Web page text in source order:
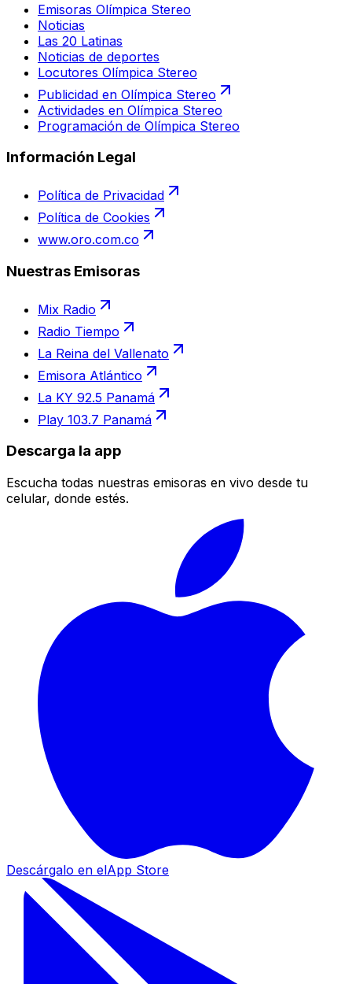
Emisoras Olímpica Stereo
Noticias
Las 20 Latinas
Noticias de deportes
Locutores Olímpica Stereo
Publicidad en Olímpica Stereo
Actividades en Olímpica Stereo
Programación de Olímpica Stereo
Información Legal
Política de Privacidad
Política de Cookies
www.oro.com.co
Nuestras Emisoras
Mix Radio
Radio Tiempo
La Reina del Vallenato
Emisora Atlántico
La KY 92.5 Panamá
Play 103.7 Panamá
Descarga la app
Escucha todas nuestras emisoras en vivo desde tu
celular, donde estés.
Descárgalo en elApp Store